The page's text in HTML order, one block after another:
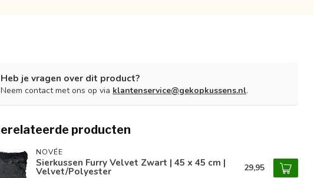
Heb je vragen over dit product?
Neem contact met ons op via klantenservice@gekopkussens.nl.
producten
NOVÉE
Sierkussen Furry Velvet Zwart | 45 x 45 cm |
Velvet/Polyester 29,95